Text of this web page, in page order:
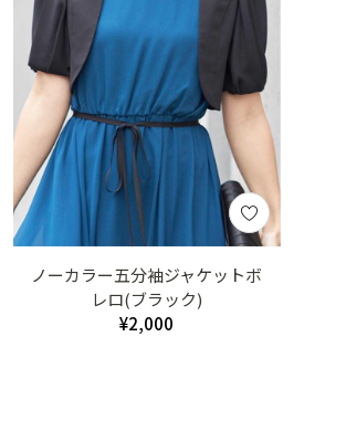
ノーカラー五分袖ジャケットボ
レロ(ブラック)
¥2,000